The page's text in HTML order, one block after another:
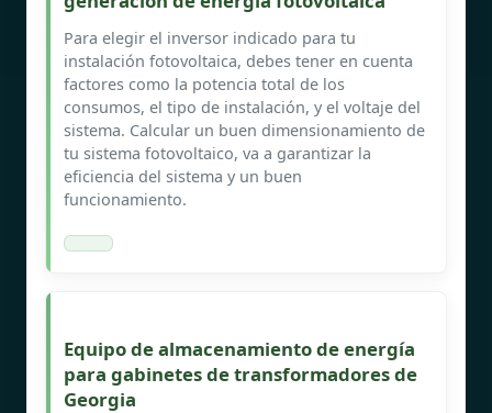
Para elegir el inversor indicado para tu
instalación fotovoltaica, debes tener en cuenta
factores como la potencia total de los
consumos, el tipo de instalación, y el voltaje del
sistema. Calcular un buen dimensionamiento de
tu sistema fotovoltaico, va a garantizar la
eficiencia del sistema y un buen
funcionamiento.
Equipo de almacenamiento de energía
para gabinetes de transformadores de
Georgia